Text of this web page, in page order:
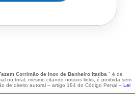
Corrimão de Inox de Banheiro Itatiba " é de
ou total, mesmo citando nossos links, é proibida sem
de direito autoral – artigo 184 do Código Penal – Lei